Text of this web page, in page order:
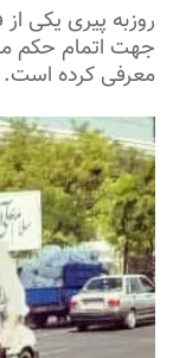
روزبه پیری یکی
جهت اتمام حکم
معرفی کرده است.